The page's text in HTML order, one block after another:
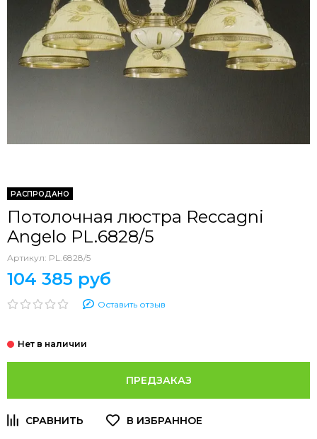
РАСПРОДАНО
Потолочная люстра Reccagni
Angelo PL.6828/5
Артикул: PL.6828/5
104 385 руб
Оставить отзыв
ПРЕДЗАКАЗ